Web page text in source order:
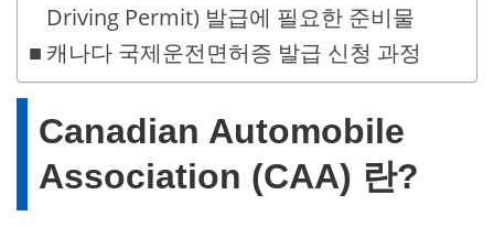
Driving Permit) 발급에 필요한 준비물
캐나다 국제운전면허증 발급 신청 과정
Canadian Automobile
Association (CAA) 란?